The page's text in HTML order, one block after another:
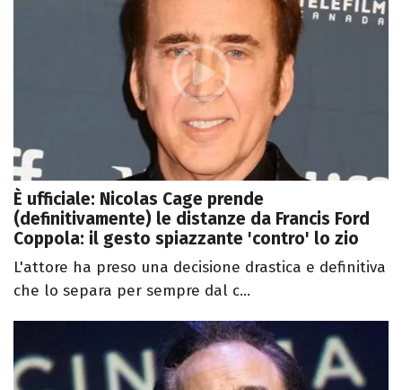
È ufficiale: Nicolas Cage prende
(definitivamente) le distanze da Francis Ford
Coppola: il gesto spiazzante 'contro' lo zio
L'attore ha preso una decisione drastica e definitiva
che lo separa per sempre dal c...